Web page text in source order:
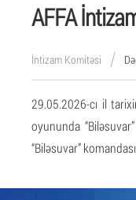
AFFA
İntizam Komitəsi
29.05.2026-cı il
oyununda
“Biləsuvar”